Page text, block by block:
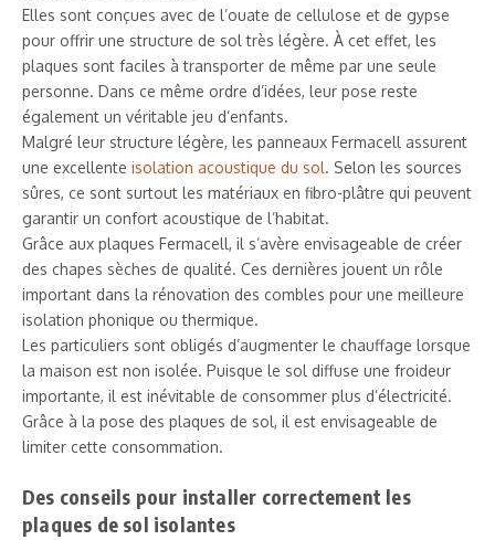
Elles sont conçues avec de l’ouate de cellulose et de gypse
pour offrir une structure de sol très légère. À cet effet, les
plaques sont faciles à transporter de même par une seule
personne. Dans ce même ordre d’idées, leur pose reste
également un véritable jeu d’enfants.
Malgré leur structure légère, les panneaux Fermacell assurent
une excellente isolation acoustique du sol. Selon les sources
sûres, ce sont surtout les matériaux en fibro-plâtre qui peuvent
garantir un confort acoustique de l’habitat.
Grâce aux plaques Fermacell, il s’avère envisageable de créer
des chapes sèches de qualité. Ces dernières jouent un rôle
important dans la rénovation des combles pour une meilleure
isolation phonique ou thermique.
Les particuliers sont obligés d’augmenter le chauffage lorsque
la maison est non isolée. Puisque le sol diffuse une froideur
importante, il est inévitable de consommer plus d’électricité.
Grâce à la pose des plaques de sol, il est envisageable de
limiter cette consommation.
Des conseils pour installer correctement les
plaques de sol isolantes